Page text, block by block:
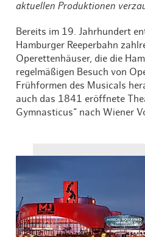
aktuellen Produktionen
Bereits im 19. Jahrhundert
Hamburger Reeperbahn
Operettenhäuser, die die
regelmäßigen Besuch von
Frühformen des Musicals
auch das 1841 eröffnete
Gymnasticus“ nach Wiener